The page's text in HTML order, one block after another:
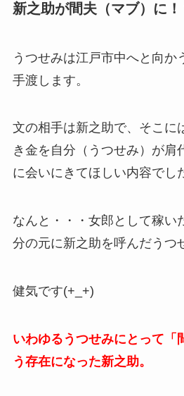
新之助が間夫（マブ）に！
うつせみは江戸市中へと向か
手渡します。
文の相手は新之助で、そこに
き金を自分（うつせみ）が肩
に会いにきてほしい内容でし
なんと・・・女郎として稼い
分の元に新之助を呼んだうつ
健気です(+_+)
いわゆるうつせみにとって「
う存在になった新之助。